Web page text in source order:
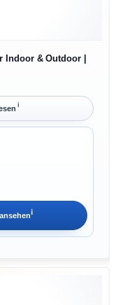
Indoor & Outdoor |
ℹ︎
ansehenℹ︎